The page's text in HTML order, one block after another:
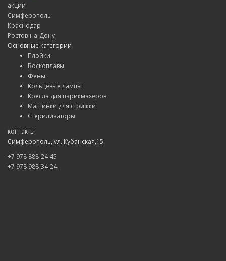
акции
Симферополь
Краснодар
Ростов-на-Дону
Основные категории
Плойки
Воскоплавы
Фены
Кольцевые лампы
Кресла для парикмахеров
Машинки для стрижки
Стерилизаторы
контакты
Симферополь, ул. Кубанская,15
+7 978 888-24-45
+7 978 988-34-24